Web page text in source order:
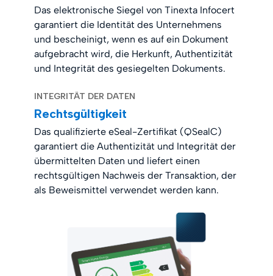
Das elektronische Siegel von Tinexta Infocert
garantiert die Identität des Unternehmens
und bescheinigt, wenn es auf ein Dokument
aufgebracht wird, die Herkunft, Authentizität
und Integrität des gesiegelten Dokuments.
INTEGRITÄT DER DATEN
Rechtsgültigkeit
Das qualifizierte eSeal-Zertifikat (QSealC)
garantiert die Authentizität und Integrität der
übermittelten Daten und liefert einen
rechtsgültigen Nachweis der Transaktion, der
als Beweismittel verwendet werden kann.